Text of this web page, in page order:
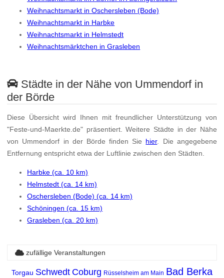
Weihnachtsmarkt in Oschersleben (Bode)
Weihnachtsmarkt in Harbke
Weihnachtsmarkt in Helmstedt
Weihnachtsmärktchen in Grasleben
Städte in der Nähe von Ummendorf in
der Börde
Diese Übersicht wird Ihnen mit freundlicher Unterstützung von
"Feste-und-Maerkte.de" präsentiert. Weitere Städte in der Nähe
von Ummendorf in der Börde finden Sie hier. Die angegebene
Entfernung entspricht etwa der Luftlinie zwischen den Städten.
Harbke (ca. 10 km)
Helmstedt (ca. 14 km)
Oschersleben (Bode) (ca. 14 km)
Schöningen (ca. 15 km)
Grasleben (ca. 20 km)
zufällige Veranstaltungen
Torgau Schwedt Coburg Rüsselsheim am Main Bad Berka